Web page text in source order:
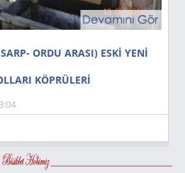
ORDU ARASI) ESKI YENI
KÖPRÜLERI